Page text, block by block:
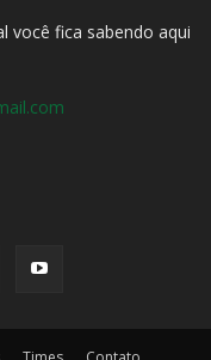
você fica sabendo aqui